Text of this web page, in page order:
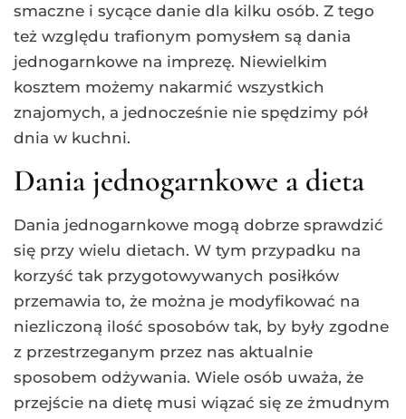
smaczne i sycące danie dla kilku osób. Z tego
też względu trafionym pomysłem są dania
jednogarnkowe na imprezę. Niewielkim
kosztem możemy nakarmić wszystkich
znajomych, a jednocześnie nie spędzimy pół
dnia w kuchni.
Dania jednogarnkowe a dieta
Dania jednogarnkowe mogą dobrze sprawdzić
się przy wielu dietach. W tym przypadku na
korzyść tak przygotowywanych posiłków
przemawia to, że można je modyfikować na
niezliczoną ilość sposobów tak, by były zgodne
z przestrzeganym przez nas aktualnie
sposobem odżywania. Wiele osób uważa, że
przejście na dietę musi wiązać się ze żmudnym